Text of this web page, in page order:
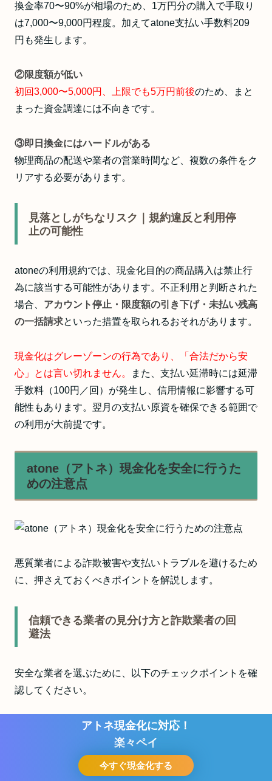
換金率70〜90%が相場のため、 1万円分の購入で手取り
は7,000〜9,000円程度。加えてatone支払い手数料209
円も発生します。
②限度額が低い
初回3,000〜5,000円、上限でも5万円前後のため、まと
まった資金調達には不向きです。
③即日換金にはハードルがある
物理商品の配送や業者の営業時間など、複数の条件をク
リアする必要があります。
見落としがちなリスク｜規約違反と利用停
止の可能性
atoneの利用規約では、現金化目的の商品購入は禁止行
為に該当する可能性があります。不正利用と判断された
場合、 アカウント停止・限度額の引き下げ・未払い残高
の一括請求といった措置を取られるおそれがあります。
現金化はグレーゾーンの行為であり、「合法だから安
心」とは言い切れません。
また、支払い延滞時には延滞
手数料（100円／回）が発生し、信用情報に影響する可
能性もあります。翌月の支払い原資を確保できる範囲で
の利用が大前提です。
atone（アトネ）現金化を安全に行うた
めの注意点
悪質業者による詐欺被害や支払いトラブルを避けるため
に、押さえておくべきポイントを解説します。
信頼できる業者の見分け方と詐欺業者の回
避法
安全な業者を選ぶために、以下のチェックポイントを確
認してください。
①所在地・連絡先が公式サイトに明記されているか
番地まで公開されている業者は一定の信頼性がありま
す。住所や電話番号が曖昧な業者は避けましょう。
後払いで即日資金調達！
マイキャッシュ24
今すぐ現金化する!
アトネ現金化に対応！
楽々ペイ
今すぐ現金化する